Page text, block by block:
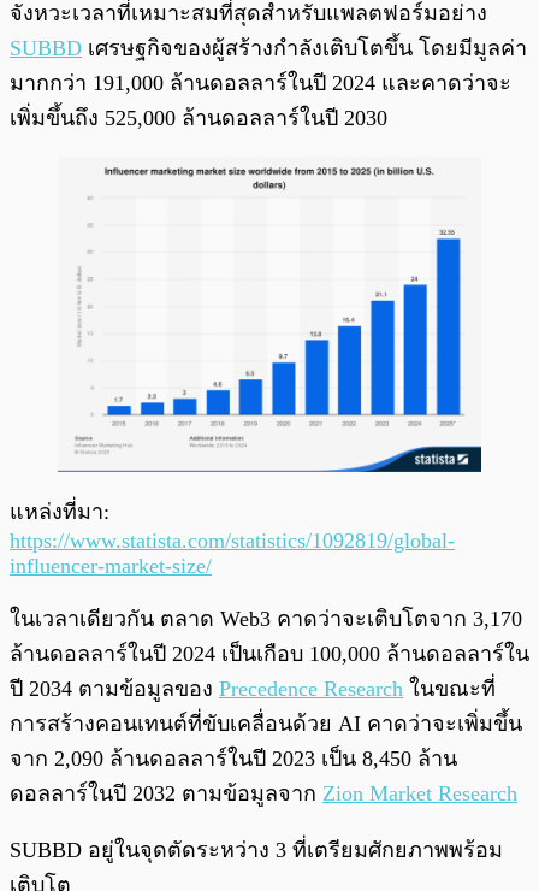
จังหวะเวลาที่เหมาะสมที่สุดสำหรับแพลตฟอร์มอย่าง
SUBBD เศรษฐกิจของผู้สร้างกำลังเติบโตขึ้น โดยมีมูลค่า
มากกว่า 191,000 ล้านดอลลาร์ในปี 2024 และคาดว่าจะ
เพิ่มขึ้นถึง 525,000 ล้านดอลลาร์ในปี 2030
แหล่งที่มา:
https://www.statista.com/statistics/1092819/global-
influencer-market-size/
ในเวลาเดียวกัน ตลาด Web3 คาดว่าจะเติบโตจาก 3,170
ล้านดอลลาร์ในปี 2024 เป็นเกือบ 100,000 ล้านดอลลาร์ใน
ปี 2034 ตามข้อมูลของ Precedence Research ในขณะที่
การสร้างคอนเทนต์ที่ขับเคลื่อนด้วย AI คาดว่าจะเพิ่มขึ้น
จาก 2,090 ล้านดอลลาร์ในปี 2023 เป็น 8,450 ล้าน
ดอลลาร์ในปี 2032 ตามข้อมูลจาก Zion Market Research
SUBBD อยู่ในจุดตัดระหว่าง 3 ที่เตรียมศักยภาพพร้อม
เติบโต